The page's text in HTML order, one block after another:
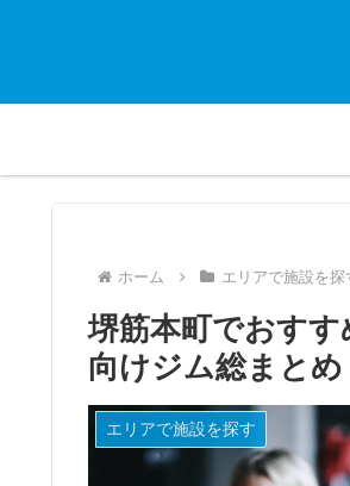
ホーム エリアで施設を探
堺筋本町でおす
向けジム総まとめ
エリアで施設を探す